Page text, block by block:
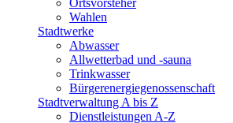
Wahlen
Stadtwerke
Abwasser
Allwetterbad und -sauna
Trinkwasser
Bürgerenergiegenossenschaft
Stadtverwaltung A bis Z
Dienstleistungen A-Z